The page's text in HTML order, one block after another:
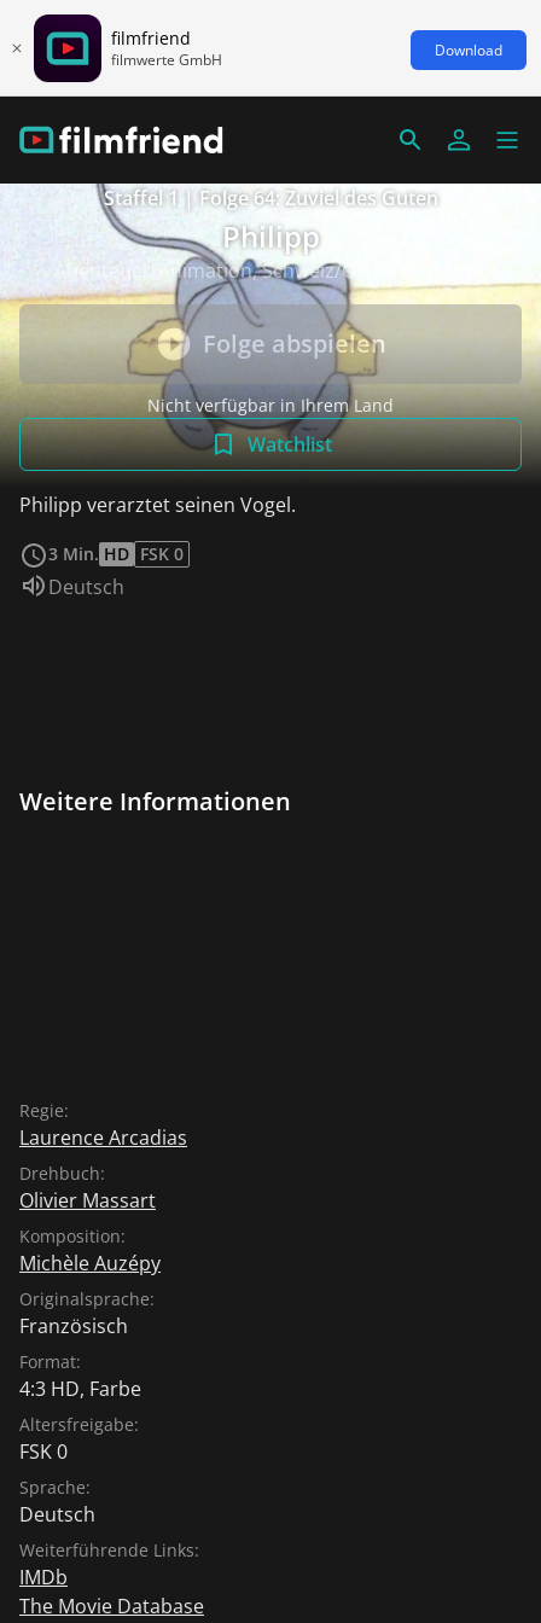
filmfriend
filmwerte GmbH Download
Staffel 1 | Folge 64: Zuviel des Guten
Philipp
Abenteuer/Animation, Schweiz/Österreich 1987
Folge abspielen
Nicht verfügbar in Ihrem Land
Watchlist
Philipp verarztet seinen Vogel.
3 Min. HD FSK 0
Sprache:
Deutsch
Weitere Informationen
Regie:
Laurence Arcadias
Drehbuch:
Olivier Massart
Komposition:
Michèle Auzépy
Originalsprache:
Französisch
Format:
4:3 HD, Farbe
Altersfreigabe:
FSK 0
Sprache:
Deutsch
Weiterführende Links:
IMDb
The Movie Database